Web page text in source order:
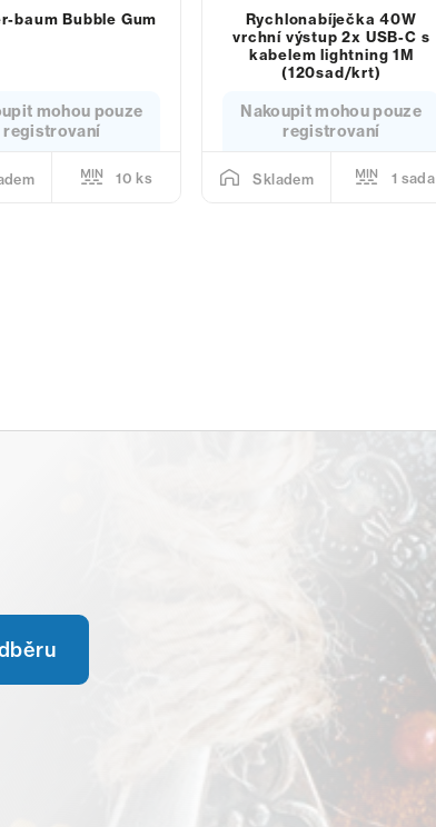
baum Bubble Gum
mohou pouze
registrovaní
10 ks
Rychlonabíječka 40W
vrchní výstup 2x USB-C s
kabelem lightning 1M
(120sad/krt)
Nakoupit mohou pouze
registrovaní
Skladem 1 sada